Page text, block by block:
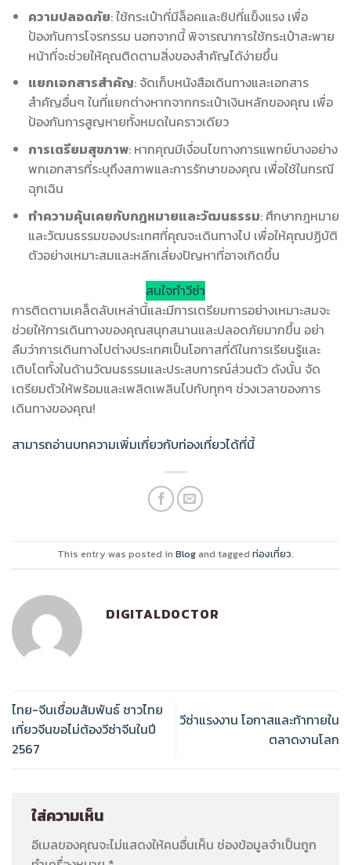
ความปลอดภัย: ใช้กระเป๋าที่มีล็อคและซิปที่แข็งแรง เพื่อ
ป้องกันการโจรกรรม นอกจากนี้ พิจารณาการใช้กระเป๋าสะพาย
หน้าที่จะช่วยให้คุณติดตามสิ่งของสำคัญได้ง่ายขึ้น
แยกเอกสารสำคัญ: จัดเก็บหนังสือเดินทางและเอกสาร
สำคัญอื่นๆ ในที่แยกต่างหากจากกระเป๋าเงินหลักของคุณ เพื่อ
ป้องกันการสูญหายทั้งหมดในคราวเดียว
การเตรียมสุขภาพ: หากคุณมีเงื่อนไขทางการแพทย์บางอย่าง
พกเอกสารที่ระบุถึงสภาพและการรักษาของคุณ เพื่อใช้ในกรณี
ฉุกเฉิน
ทำความคุ้นเคยกับกฎหมายและวัฒนธรรม: ศึกษากฎหมาย
และวัฒนธรรมของประเทศที่คุณจะเดินทางไป เพื่อให้คุณปฏิบัติ
ตัวอย่างเหมาะสมและหลีกเลี่ยงปัญหาที่อาจเกิดขึ้น
สนใจทำวีซ่า
การติดตามเคล็ดลับเหล่านี้และมีการเตรียมการอย่างเหมาะสมจะ
ช่วยให้การเดินทางของคุณสนุกสนานและปลอดภัยมากขึ้น อย่า
ลืมว่าการเดินทางไปต่างประเทศเป็นโอกาสที่ดีในการเรียนรู้และ
เติบโตทั้งในด้านวัฒนธรรมและประสบการณ์ส่วนตัว ดังนั้น จัด
เตรียมตัวให้พร้อมและเพลิดเพลินไปกับทุกๆ ช่วงเวลาของการ
เดินทางของคุณ!
สามารถอ่านบทความเพิ่มเกี่ยวกับท่องเที่ยวได้ที่นี้
This entry was posted in Blogand tagged ท่องเที่ยว.
DIGITALDOCTOR
ไทย-จีนเชื่อมสัมพันธ์ ชาวไทย
เที่ยวจีนขอไม่ต้องวีซ่าจีนในปี
2567
วีซ่าแรงงาน โอกาสและท้าทายใน
ตลาดงานโลก
ใส่ความเห็น
อีเมลของคุณจะไม่แสดงให้คนอื่นเห็น ช่องข้อมูลจำเป็นถูก